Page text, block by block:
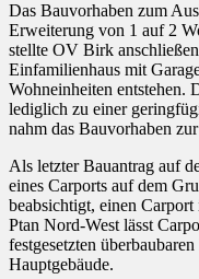
Das Bauvorhaben zum
Erweiterung von 1 auf 2
stellte OV Birk
Einfamilienhaus mit
Wohneinheiten entstehen.
lediglich zu einer
nahm das Bauvorhaben
Als letzter Bauantrag auf
eines Carports auf dem
beabsichtigt, einen
Ptan Nord-West lässt
festgesetzten
Hauptgebäude.